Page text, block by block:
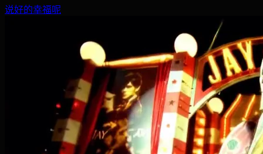
说好的幸福呢